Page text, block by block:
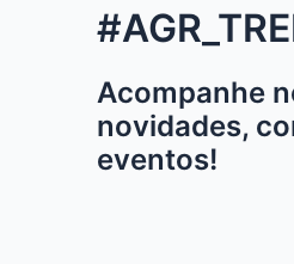
Acompanhe
novidades,
eventos!